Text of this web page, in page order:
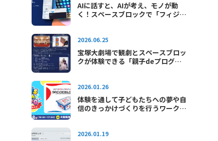
AIに話すと、AIが考え、モノが動
く！スペースブロックで「フィジカ
2026.06.25
宝塚大劇場で観劇とスペースブロッ
クが体験できる「親子deプログラ
2026.01.26
体験を通して子どもたちへの夢や自
信のきっかけづくりを行うワークシ
2026.01.19